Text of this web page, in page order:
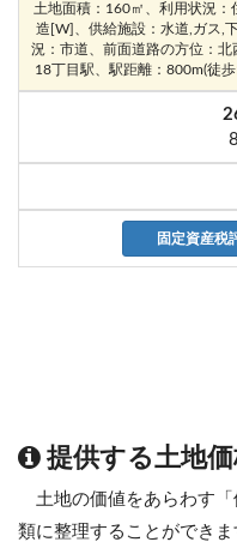
土地面積：160㎡、利用状況
造[W]、供給施設：水道,ガス,
況：市道、前面道路の方位：
18丁目駅、駅距離：800m(徒
固定資産税
提供する土地
土地の価値をあらわす
類に整理することができま